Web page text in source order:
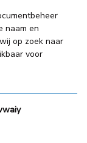
naam en
op zoek naar
voor